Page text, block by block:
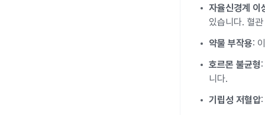
자율신경계 이
있습니다. 혈
약물 부작용:
호르몬 불균형
니다.
기립성 저혈압